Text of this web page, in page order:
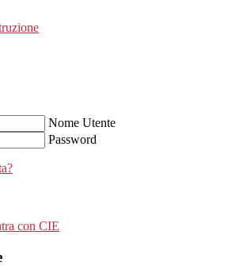
Nome Utente
Password
con CIE